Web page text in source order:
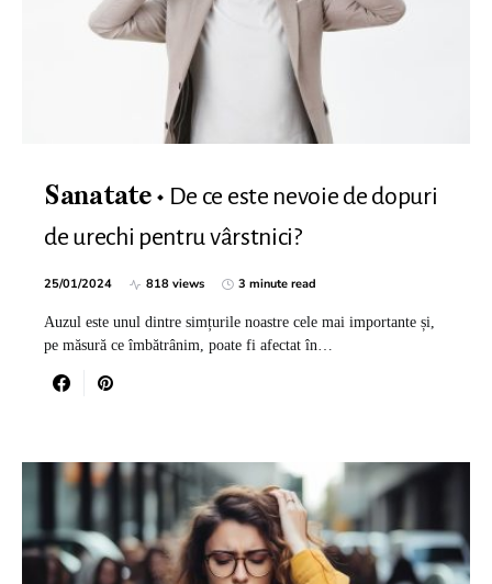
Sanatate
De ce este nevoie de dopuri
de urechi pentru vârstnici?
25/01/2024 818 views 3 minute read
Auzul este unul dintre simțurile noastre cele mai importante și,
pe măsură ce îmbătrânim, poate fi afectat în…